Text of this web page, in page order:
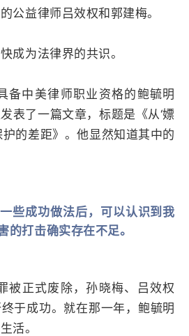
公益律师吕效权和郭建梅。
成为法律界的共识。
备中美律师职业资格的鲍毓明
表了一篇文章，标题是《从‘嫖
护的差距》。他显然知道其中的
些成功做法后，可以认识到我
的打击确实存在不足。
被正式废除，孙晓梅、吕效权
于成功。就在那一年，鲍毓明
活。